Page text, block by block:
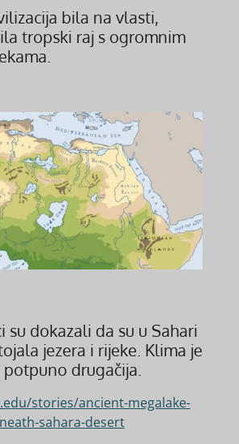
bila na vlasti,
tropski raj s ogromnim
su dokazali da su u Sahari
jezera i rijeke. Klima je
drugačija.
stories/ancient-megalake-
sahara-desert